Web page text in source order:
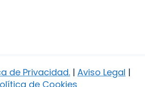
de Privacidad. | Aviso Legal |
de Cookies